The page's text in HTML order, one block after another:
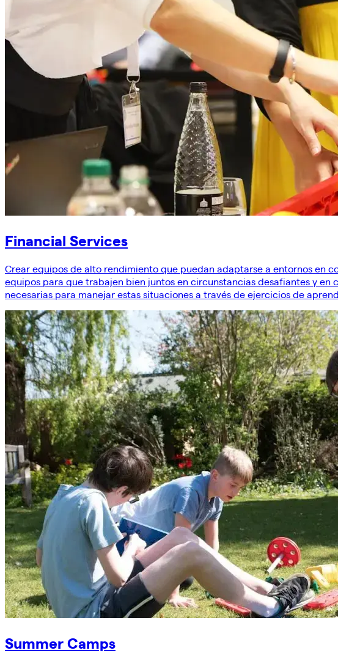
Financial Services
Crear equipos de alto rendimiento que puedan adaptarse a entornos en
equipos para que trabajen bien juntos en circunstancias desafiantes y
necesarias para manejar estas situaciones a través de ejercicios de
Summer Camps